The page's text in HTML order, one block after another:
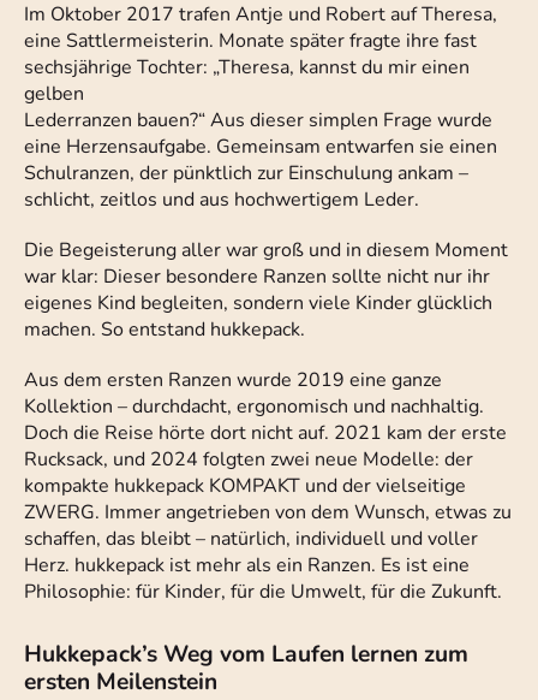
Im Oktober 2017 trafen Antje und Robert auf Theresa,
eine Sattlermeisterin. Monate später fragte ihre fast
sechsjährige Tochter: „Theresa, kannst du mir einen
gelben
Lederranzen bauen?“ Aus dieser simplen Frage wurde
eine Herzensaufgabe. Gemeinsam entwarfen sie einen
Schulranzen, der pünktlich zur Einschulung ankam –
schlicht, zeitlos und aus hochwertigem Leder.
Die Begeisterung aller war groß und in diesem Moment
war klar: Dieser besondere Ranzen sollte nicht nur ihr
eigenes Kind begleiten, sondern viele Kinder glücklich
machen. So entstand hukkepack.
Aus dem ersten Ranzen wurde 2019 eine ganze
Kollektion – durchdacht, ergonomisch und nachhaltig.
Doch die Reise hörte dort nicht auf. 2021 kam der erste
Rucksack, und 2024 folgten zwei neue Modelle: der
kompakte hukkepack KOMPAKT und der vielseitige
ZWERG. Immer angetrieben von dem Wunsch, etwas zu
schaffen, das bleibt – natürlich, individuell und voller
Herz. hukkepack ist mehr als ein Ranzen. Es ist eine
Philosophie: für Kinder, für die Umwelt, für die Zukunft.
Hukkepack’s Weg vom Laufen lernen zum
ersten Meilenstein